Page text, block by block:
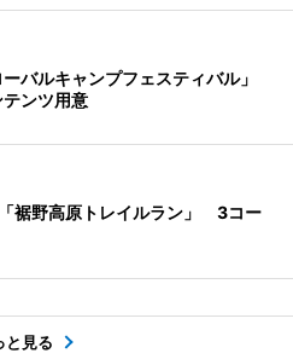
バルキャンプフェスティバル」
ンツ用意
裾野高原トレイルラン」 3コー
と見る